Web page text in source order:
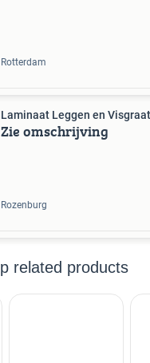
Rotterdam
Laminaat Leggen en
Zie omschrijving
Rozenburg